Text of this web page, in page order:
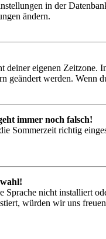
in der
ändern.
eigenen Zeitzone.
geändert werden. Wenn
immer noch falsch!
Sommerzeit richtig
nicht installiert
würden wir uns